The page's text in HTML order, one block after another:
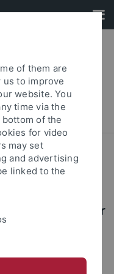
ist vitaler
Eberhard-Karls-
Rede
of them are
us to improve
website. You
time via the
bottom of the
for video
may set
and advertising
linked to the